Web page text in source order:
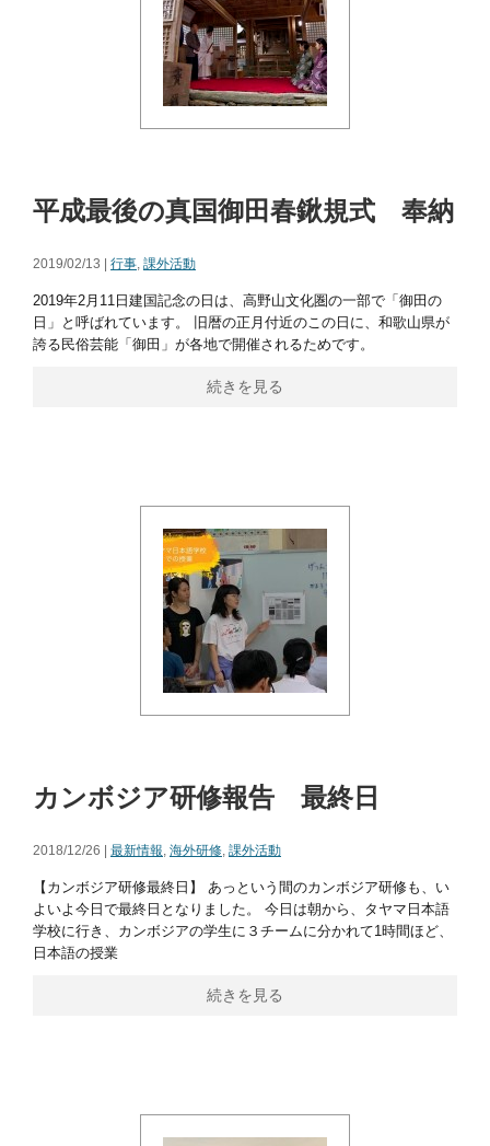
平成最後の真国御田春鍬規式 奉納
2019/02/13 | 行事, 課外活動
2019年2月11日建国記念の日は、高野山文化圏の一部で「御田の
日」と呼ばれています。 旧暦の正月付近のこの日に、和歌山県が
誇る民俗芸能「御田」が各地で開催されるためです。
続きを見る
カンボジア研修報告 最終日
2018/12/26 | 最新情報, 海外研修, 課外活動
【カンボジア研修最終日】 あっという間のカンボジア研修も、い
よいよ今日で最終日となりました。 今日は朝から、タヤマ日本語
学校に行き、カンボジアの学生に３チームに分かれて1時間ほど、
日本語の授業
続きを見る